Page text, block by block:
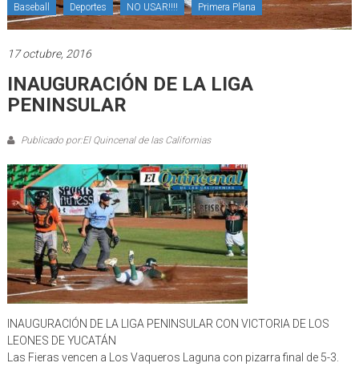
Baseball Deportes NO USAR!!!! Primera Plana
17 octubre, 2016
INAUGURACIÓN DE LA LIGA
PENINSULAR
Publicado por:El Quincenal de las Californias
INAUGURACIÓN DE LA LIGA PENINSULAR CON VICTORIA DE LOS
LEONES DE YUCATÁN
Las Fieras vencen a Los Vaqueros Laguna con pizarra final de 5-3.